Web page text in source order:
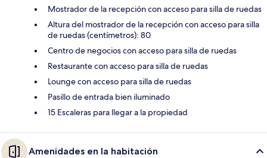
Mostrador de la recepción con acceso para silla de ruedas
Altura del mostrador de la recepción con acceso para silla
de ruedas (centímetros): 80
Centro de negocios con acceso para silla de ruedas
Restaurante con acceso para silla de ruedas
Lounge con acceso para silla de ruedas
Pasillo de entrada bien iluminado
15 Escaleras para llegar a la propiedad
Amenidades en la habitación